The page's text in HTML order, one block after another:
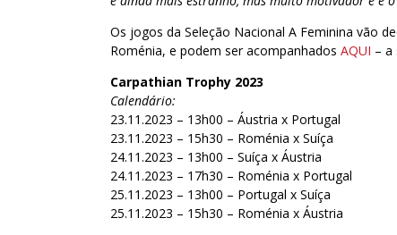
Os jogos da Seleção Nacional A Feminina vão
Roménia, e podem ser acompanhadosAQUI – a
Carpathian Trophy 2023
Calendário:
23.11.2023 – 13h00 – Áustria x Portugal
23.11.2023 – 15h30 – Roménia x Suíça
24.11.2023 – 13h00 – Suíça x Áustria
24.11.2023 – 17h30 – Roménia x Portugal
25.11.2023 – 13h00 – Portugal x Suíça
25.11.2023 – 15h30 – Roménia x Áustria